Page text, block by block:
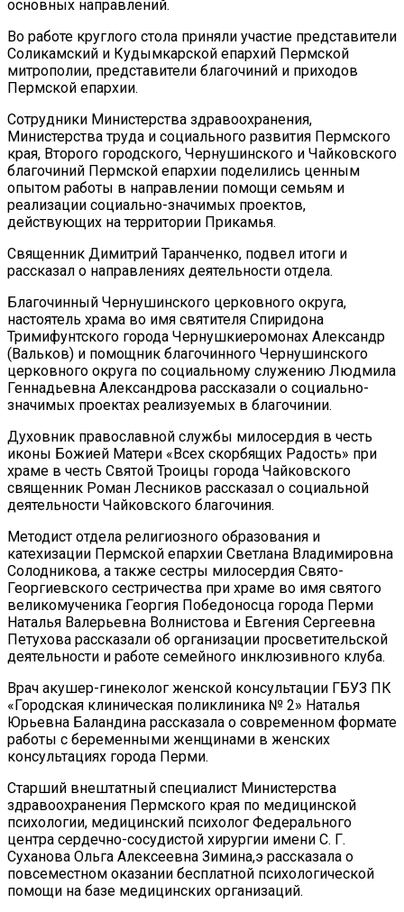
основных направлений.
Во работе круглого стола приняли участие представители
Соликамский и Кудымкарской епархий Пермской
митрополии, представители благочиний и приходов
Пермской епархии.
Сотрудники Министерства здравоохранения,
Министерства труда и социального развития Пермского
края, Второго городского, Чернушинского и Чайковского
благочиний Пермской епархии поделились ценным
опытом работы в направлении помощи семьям и
реализации социально-значимых проектов,
действующих на территории Прикамья.
Священник Димитрий Таранченко, подвел итоги и
рассказал о направлениях деятельности отдела.
Благочинный Чернушинского церковного округа,
настоятель храма во имя святителя Спиридона
Тримифунтского города Чернушкиеромонах Александр
(Вальков) и помощник благочинного Чернушинского
церковного округа по социальному служению Людмила
Геннадьевна Александрова рассказали о социально-
значимых проектах реализуемых в благочинии.
Духовник православной службы милосердия в честь
иконы Божией Матери «Всех скорбящих Радость» при
храме в честь Святой Троицы города Чайковского
священник Роман Лесников рассказал о социальной
деятельности Чайковского благочиния.
Методист отдела религиозного образования и
катехизации Пермской епархии Светлана Владимировна
Солодникова, а также сестры милосердия Свято-
Георгиевского сестричества при храме во имя святого
великомученика Георгия Победоносца города Перми
Наталья Валерьевна Волнистова и Евгения Сергеевна
Петухова рассказали об организации просветительской
деятельности и работе семейного инклюзивного клуба.
Врач акушер-гинеколог женской консультации ГБУЗ ПК
«Городская клиническая поликлиника № 2» Наталья
Юрьевна Баландина рассказала о современном формате
работы с беременными женщинами в женских
консультациях города Перми.
Старший внештатный специалист Министерства
здравоохранения Пермского края по медицинской
психологии, медицинский психолог Федерального
центра сердечно-сосудистой хирургии имени С. Г.
Суханова Ольга Алексеевна Зимина,э рассказала о
повсеместном оказании бесплатной психологической
помощи на базе медицинских организаций.